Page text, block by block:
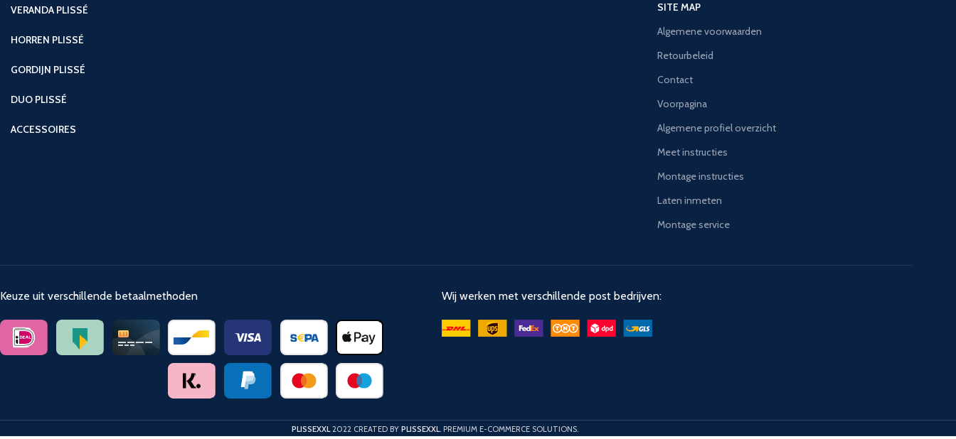
VERANDA PLISSÉ
HORREN PLISSÉ
GORDIJN PLISSÉ
DUO PLISSÉ
ACCESSOIRES
SITE MAP
Algemene voorwaarden
Retourbeleid
Contact
Voorpagina
Algemene profiel overzicht
Meet instructies
Montage instructies
Laten inmeten
Montage service
Keuze uit verschillende betaalmethoden Wij werken met verschillende post bedrijven:
PLISSEXXL 2022 CREATED BY PLISSEXXL. PREMIUM E-COMMERCE SOLUTIONS.